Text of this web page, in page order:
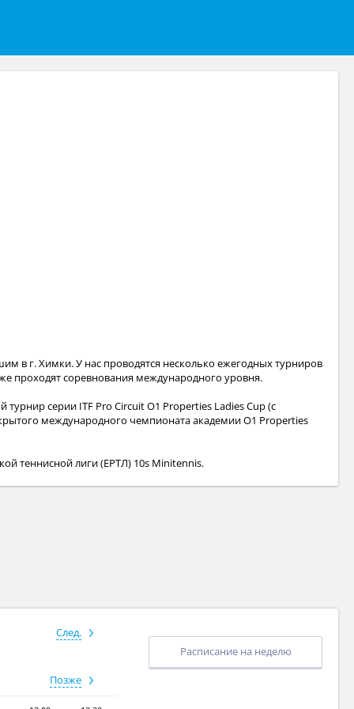
в г. Химки. У нас проводятся несколько ежегодных турниров
проходят соревнования международного уровня.
серии ITF Pro Circuit O1 Properties Ladies Cup (с
международного чемпионата академии O1 Properties
теннисной лиги (ЕРТЛ) 10s Minitennis.
След.
Позже
Расписание на неделю